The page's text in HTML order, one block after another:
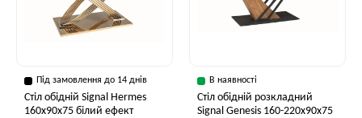
Під замовлення до 14 днів
Стіл обідній Signal Hermes
160x90x75 білий ефект
В наявності
Стіл обідній розкладний
Signal Genesis 160-220x90x75